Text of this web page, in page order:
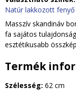
Natúr lakkozott fenyő
Masszív skandináv
fa sajátos
esztétikusabb
Termék
Szélesség: 62 cm